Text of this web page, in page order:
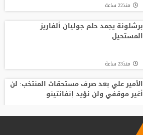
منذ22 ساعة
برشلونة يجمد حلم جوليان ألفاريز
المستحيل
منذ23 ساعة
الأمير علي بعد صرف مستحقات المنتخب: لن
أغير موقفي ولن نؤيد إنفانتينو